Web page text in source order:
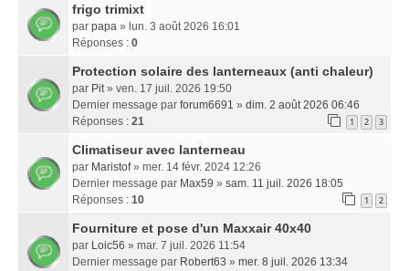
frigo trimixt
par papa » lun. 3 août 2026 16:01
Réponses : 0
Protection solaire des lanterneaux (anti chaleur)
par Pit» ven. 17 juil. 2026 19:50
Dernier message par forum6691 » dim. 2 août 2026 06:46
Réponses : 21 1 2 3
Climatiseur avec lanterneau
par Maristof» mer. 14 févr. 2024 12:26
Dernier message par Max59 » sam. 11 juil. 2026 18:05
Réponses : 10 1 2
Fourniture et pose d'un Maxxair 40x40
par Loic56 » mar. 7 juil. 2026 11:54
Dernier message par Robert63 » mer. 8 juil. 2026 13:34